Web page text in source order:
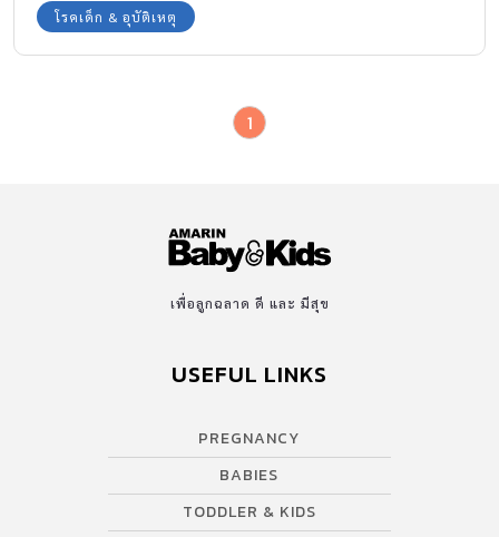
โรคเด็ก & อุบัติเหตุ
1
เพื่อลูกฉลาด ดี และ มีสุข
USEFUL LINKS
PREGNANCY
BABIES
TODDLER & KIDS